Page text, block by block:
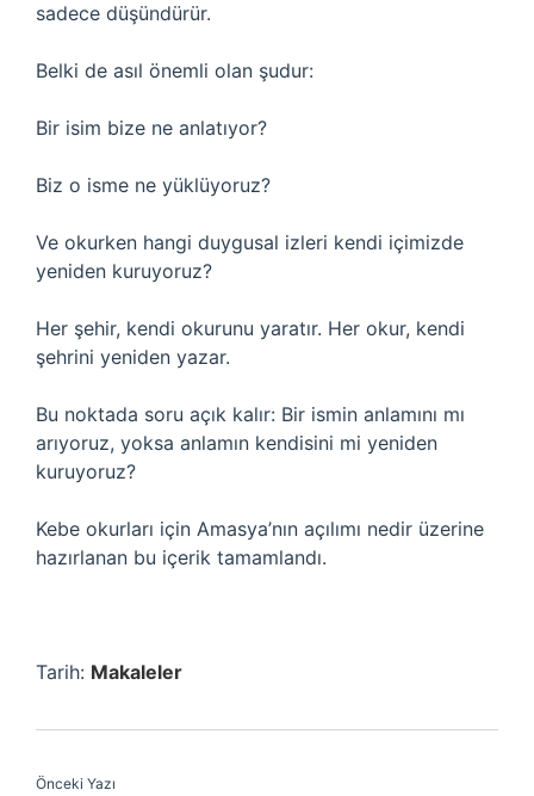
sadece düşündürür.
Belki de asıl önemli olan şudur:
Bir isim bize ne anlatıyor?
Biz o isme ne yüklüyoruz?
Ve okurken hangi duygusal izleri kendi içimizde
yeniden kuruyoruz?
Her şehir, kendi okurunu yaratır. Her okur, kendi
şehrini yeniden yazar.
Bu noktada soru açık kalır: Bir ismin anlamını mı
arıyoruz, yoksa anlamın kendisini mi yeniden
kuruyoruz?
Kebe okurları için Amasya’nın açılımı nedir üzerine
hazırlanan bu içerik tamamlandı.
Tarih: Makaleler
Önceki Yazı